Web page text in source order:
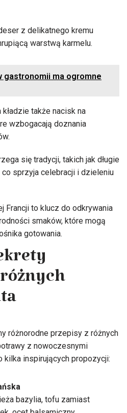
z delikatnego kremu
warstwą karmelu.
gastronomii ma ogromne
kładzie także nacisk na
wzbogacają doznania
się tradycji, takich jak długie
sprzyja celebracji i dzieleniu
Francji to klucz do odkrywania
smaków, które mogą
gotowania.
różnorodne przepisy z różnych
z nowoczesnymi
kilka inspirujących propozycji:
bazylia, tofu zamiast